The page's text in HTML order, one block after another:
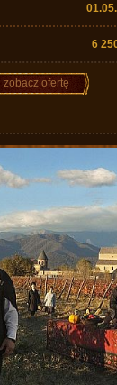
6
zobacz ofertę